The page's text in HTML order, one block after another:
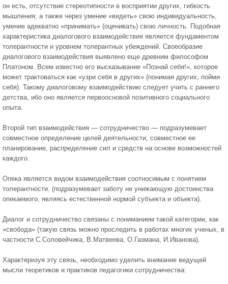
он есть, отсутствие стереотипности в восприятии других, гибкость
мышления; а также через умение «видеть» свою индивидуальность,
умение адекватно «принимать» (оценивать) свою личность. Подобная
характеристика диалогового взаимодействия является фундаментом
толерантности и уровнем толерантных убеждений. Своеобразие
диалогового взаимодействия выявлено еще древним философом
Платоном. Всем известно его высказывание «Познай себя!», которое
может трактоваться как «узри себя в других» (понимая других, пойми
себя). Такому диалоговому взаимодействию следует учить с раннего
детства, ибо оно является первоосновой позитивного социального
опыта.
Второй тип взаимодействия — сотрудничество — подразумевает
совместное определение целей деятельности, совместное ее
планирование, распределение сил и средств на основе возможностей
каждого.
Опека является видом взаимодействия соотносимым с понятием
толерантности. (подразумевает заботу не унижающую достоинства
опекаемого, являясь естественной нормой субъекта и объекта).
Диалог и сотрудничество связаны с пониманием такой категории, как
«свобода» (такую связь можно проследить в работах многих ученых, в
частности С.Соловейчика, В.Матвеева, О.Газмана, И.Иванова).
Характеризуя эту связь, необходимо уделить внимание ведущей
мысли теоретиков и практиков педагогики сотрудничества: